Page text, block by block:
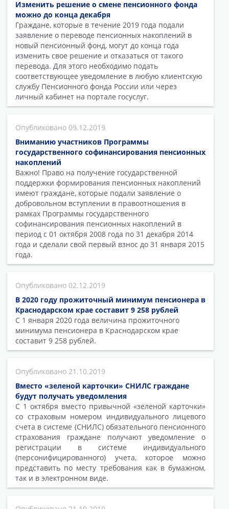
Изменить решение о смене пенсионного фонда
можно до конца декабря
Граждане, которые в течение 2019 года подали
заявление о переводе пенсионных накоплений в
новый пенсионный фонд, могут до конца года
изменить свое решение и отказаться от такого
перевода. Для этого необходимо подать
соответствующее уведомление в любую клиентскую
службу Пенсионного фонда России или через
личный кабинет на портале госуслуг.
09.12.2019
Вниманию участников Программы
государственного софинансирования пенсионных
накоплений
Важно! Право на получение государственной
поддержки формирования пенсионных накоплений
имеют граждане, которые подали заявление о
добровольном вступлении в правоотношения в
рамках Программы государственного
софинансирования пенсионных накоплений в
период с 01 октября 2008 года по 31 декабря 2014
года и сделали свой первый взнос до 31 января 2015
года.
02.12.2019
В 2020 году прожиточный минимум пенсионера в
Краснодарском крае составит 9 258 рублей
С 1 января 2020 года величина прожиточного
минимума пенсионера в Краснодарском крае
составит 9 258 рублей.
21.10.2019
Вместо «зеленой карточки» СНИЛС граждане
будут получать уведомления
С 1 октября вместо привычной «зеленой карточки»
со страховым номером индивидуального лицевого
счета в системе (СНИЛС) обязательного пенсионного
страхования граждане получают уведомление о
регистрации в системе индивидуального
(персонифицированного) учета, которое можно
представить по месту требования как в бумажном,
так и в электронном виде.